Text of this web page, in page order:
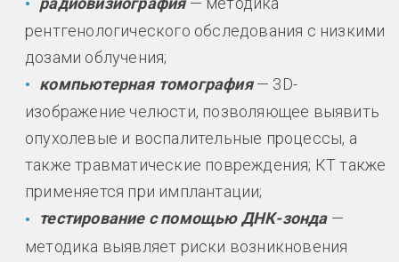
рентгенологического обследования с низкими
дозами облучения;
компьютерная томография— 3D-
изображение челюсти, позволяющее выявить
опухолевые и воспалительные процессы, а
также травматические повреждения; КТ также
применяется при имплантации;
тестирование с помощью ДНК-зонда —
методика выявляет риски возникновения